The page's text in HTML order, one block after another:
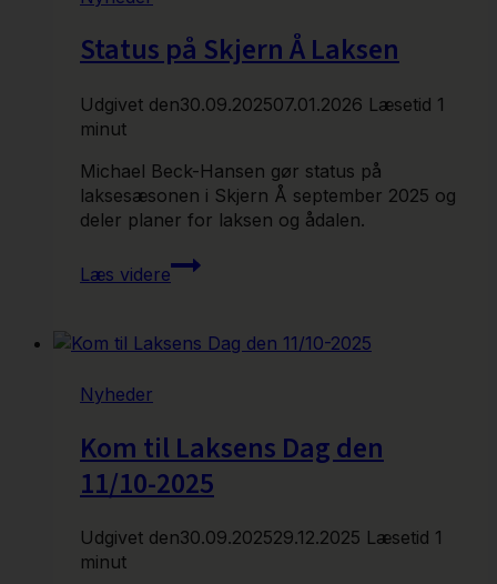
Status på Skjern Å Laksen
Udgivet den30.09.202507.01.2026 Læsetid 1
minut
Michael Beck-Hansen gør status på
laksesæsonen i Skjern Å september 2025 og
deler planer for laksen og ådalen.
Læs videre
Status
på
Laksen
Nyheder
Kom til Laksens Dag den
11/10-2025
Udgivet den30.09.202529.12.2025 Læsetid 1
minut